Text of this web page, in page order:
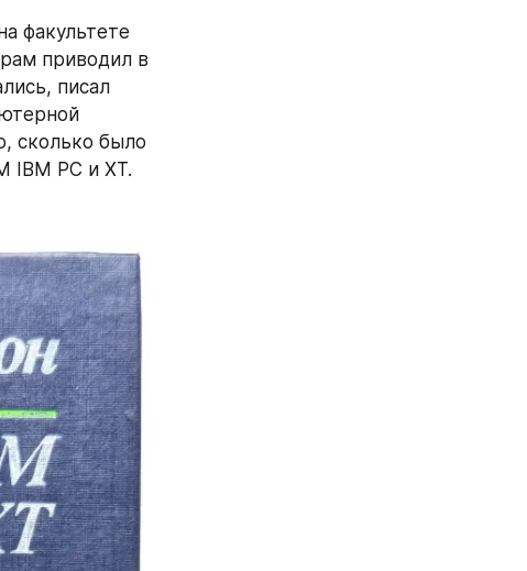
факультете
приводил в
писал
сколько было
IBM PC и XT.